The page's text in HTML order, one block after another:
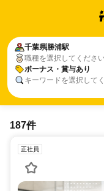
千葉県勝浦駅
職種を選択してくださ
ボーナス・賞与あり
キーワードを選択して
187件
正社員